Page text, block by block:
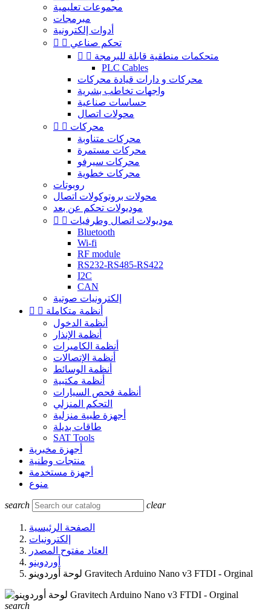
مجموعات تعليمية
مبرمجات
أدوات إلكترونية
  تحكم صناعي
  متحكمات منطقية قابلة للبرمجة
PLC Cables
محركات و دارات قيادة محركات
واجهات تخاطب بشرية
حساسات صناعية
محولات اتصال
  محركات
محركات متناوبة
محركات مستمرة
محركات سيرفو
محركات خطوية
روبوتات
محولات بروتوكولات اتصال
موديولات تحكم عن بعد
  موديولات اتصال وطرفيات
Bluetooth
Wi-fi
RF module
RS232-RS485-RS422
I2C
CAN
إلكترونيات صوتية
  أنظمة متكاملة
أنظمة الدخول
أنظمة الإنذار
أنظمة الكاميرات
أنظمة الإتصالات
أنظمة الوسائط
أنظمة مكتبية
أنظمة فحص السيارات
التحكم المنزلي
أجهزة طبية منزلية
طاقات بديلة
SAT Tools
أجهزة مخبرية
منتجات وطنية
أجهزة مستخدمة
منوع
search clear
الصفحة الرئيسية
إلكترونيات
العتاد مفتوح المصدر
أوردوينو
لوحة أوردوينو Gravitech Arduino Nano v3 FTDI - Orginal
search